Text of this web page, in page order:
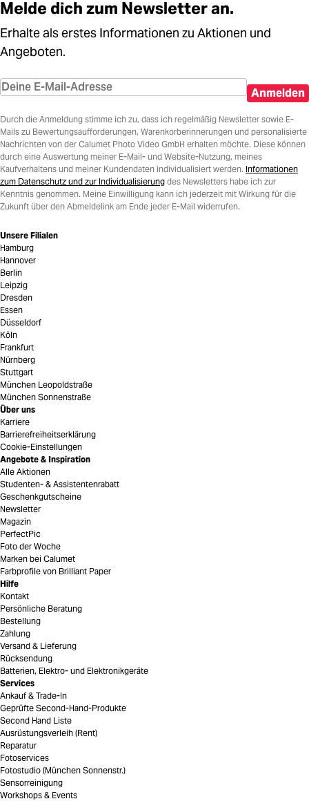
Melde dich zum Newsletter an.
Erhalte als erstes Informationen zu Aktionen und
Angeboten.
Anmelden
Durch die Anmeldung stimme ich zu, dass ich regelmäßig Newsletter sowie E-
Mails zu Bewertungsaufforderungen, Warenkorberinnerungen und personalisierte
Nachrichten von der Calumet Photo Video GmbH erhalten möchte. Diese können
durch eine Auswertung meiner E-Mail- und Website-Nutzung, meines
Kaufverhaltens und meiner Kundendaten individualisiert werden. Informationen
zum Datenschutz und zur Individualisierung des Newsletters habe ich zur
Kenntnis genommen. Meine Einwilligung kann ich jederzeit mit Wirkung für die
Zukunft über den Abmeldelink am Ende jeder E-Mail widerrufen.
Unsere Filialen
Hamburg
Hannover
Berlin
Leipzig
Dresden
Essen
Düsseldorf
Köln
Frankfurt
Nürnberg
Stuttgart
München Leopoldstraße
München Sonnenstraße
Über uns
Karriere
Barrierefreiheitserklärung
Cookie-Einstellungen
Angebote & Inspiration
Alle Aktionen
Studenten- & Assistentenrabatt
Geschenkgutscheine
Newsletter
Magazin
PerfectPic
Foto der Woche
Marken bei Calumet
Farbprofile von Brilliant Paper
Hilfe
Kontakt
Persönliche Beratung
Bestellung
Zahlung
Versand & Lieferung
Rücksendung
Batterien, Elektro- und Elektronikgeräte
Services
Ankauf & Trade-In
Geprüfte Second-Hand-Produkte
Second Hand Liste
Ausrüstungsverleih (Rent)
Reparatur
Fotoservices
Fotostudio (München Sonnenstr.)
Sensorreinigung
Workshops & Events